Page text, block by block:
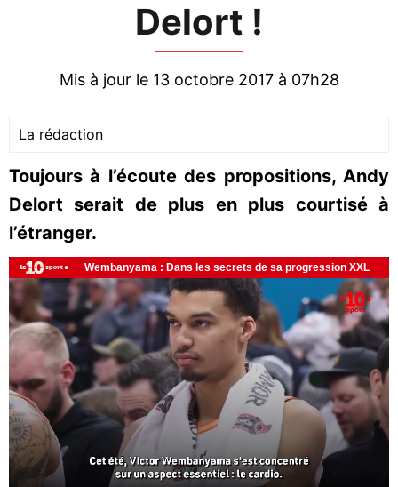
Delort !
Mis à jour le 13 octobre 2017 à 07h28
La rédaction
Toujours à l’écoute des propositions, Andy
Delort serait de plus en plus courtisé à
l’étranger.